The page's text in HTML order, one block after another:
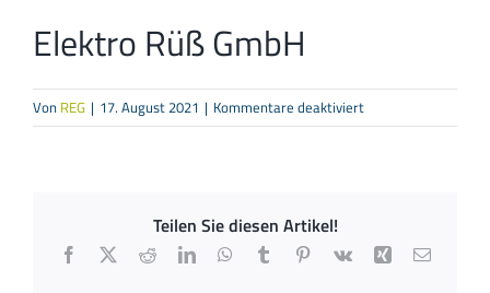
Elektro Rüß GmbH
Von REG | 17. August 2021 | Kommentare deaktiviertfür
Elektro
Teilen Sie diesen Artikel!
Facebook
X RedditLinkedInWhatsApp
TumblrPinterest
Vk Xing E-